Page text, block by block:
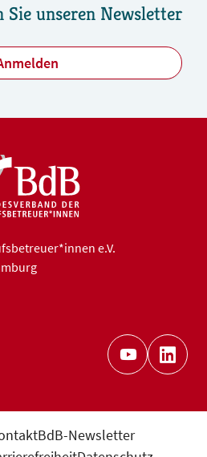
Sie unseren Newsletter
e.V.
BdB-Newsletter